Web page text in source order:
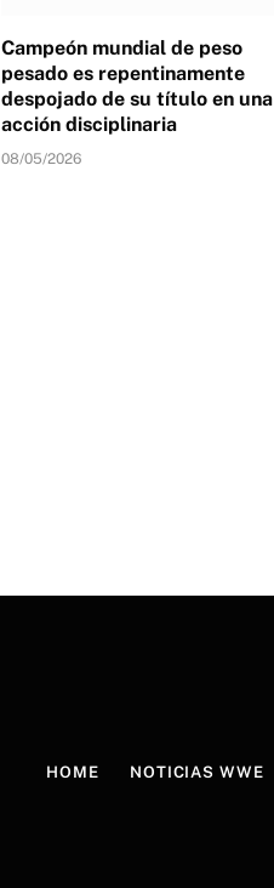
Campeón mundial de peso
pesado es repentinamente
despojado de su título en una
acción disciplinaria
08/05/2026
HOME NOTICIAS WWE